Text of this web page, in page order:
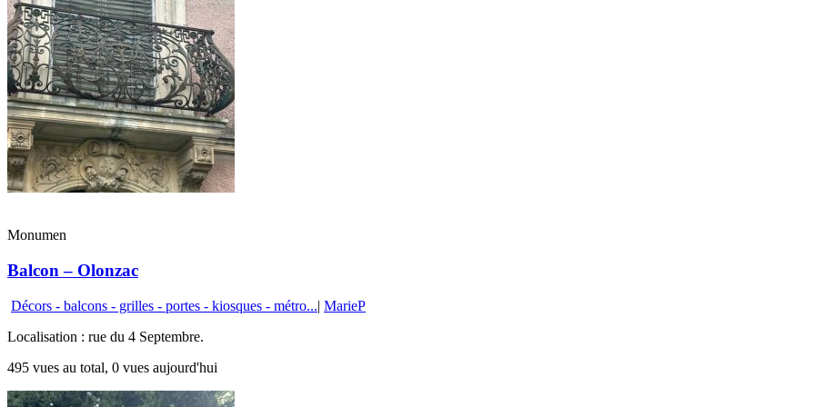
Monumen
Balcon – Olonzac
Décors - balcons - grilles - portes - kiosques - métro...| MarieP
Localisation : rue du 4 Septembre.
495 vues au total, 0 vues aujourd'hui